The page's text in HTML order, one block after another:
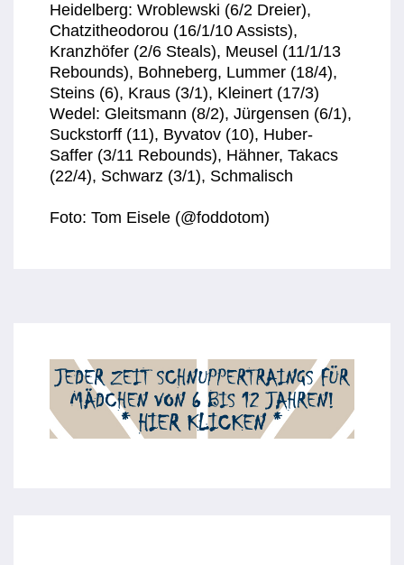
Heidelberg: Wroblewski (6/2 Dreier),
Chatzitheodorou (16/1/10 Assists),
Kranzhöfer (2/6 Steals), Meusel (11/1/13
Rebounds), Bohneberg, Lummer (18/4),
Steins (6), Kraus (3/1), Kleinert (17/3)
Wedel: Gleitsmann (8/2), Jürgensen (6/1),
Suckstorff (11), Byvatov (10), Huber-
Saffer (3/11 Rebounds), Hähner, Takacs
(22/4), Schwarz (3/1), Schmalisch
Foto: Tom Eisele (@foddotom)